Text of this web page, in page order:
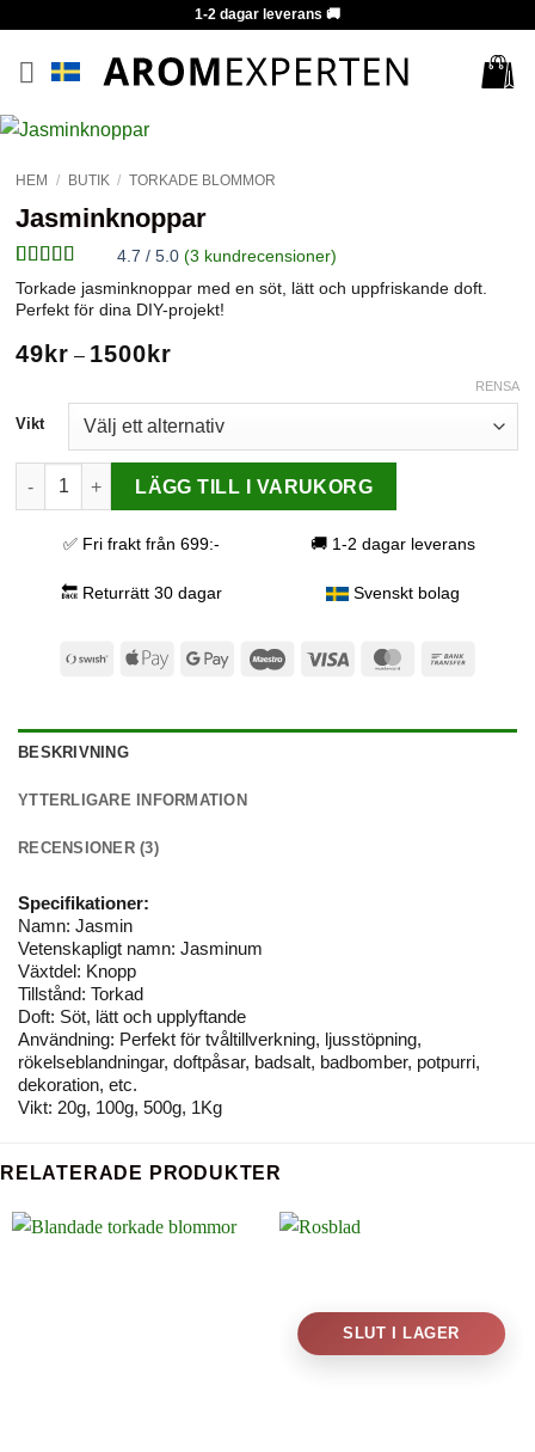
content
1-2 dagar leverans 🚚
HEM / BUTIK / TORKADE BLOMMOR
Jasminknoppar
Betygsatt
4.67 av 5
baserat på
3
kundrecensioner
4.7 / 5.0(3 kundrecensioner)
Torkade jasminknoppar med en söt, lätt och uppfriskande doft.
Perfekt för dina DIY-projekt!
49 kr – 1500 krPrisintervall:
1500kr
Vikt
RENSA
Jasminknoppar mängd
LÄGG TILL I VARUKORG
✅ Fri frakt från 699:-
🔙 Returrätt 30 dagar
🚚 1-2 dagar leverans
Svenskt bolag
Swish
Apple
Google
MaestroVisa MasterCard
BESKRIVNING
YTTERLIGARE INFORMATION
RECENSIONER (3)
Specifikationer:
Namn: Jasmin
Vetenskapligt namn: Jasminum
Växtdel: Knopp
Tillstånd: Torkad
Doft: Söt, lätt och upplyftande
Användning: Perfekt för tvåltillverkning, ljusstöpning,
rökelseblandningar, doftpåsar, badsalt, badbomber, potpurri,
dekoration, etc.
Vikt: 20g, 100g, 500g, 1Kg
RELATERADE PRODUKTER
SLUT I LAGER